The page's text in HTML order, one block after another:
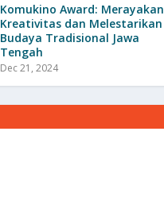
Komukino Award: Merayakan
Kreativitas dan Melestarikan
Budaya Tradisional Jawa
Tengah
Dec 21, 2024